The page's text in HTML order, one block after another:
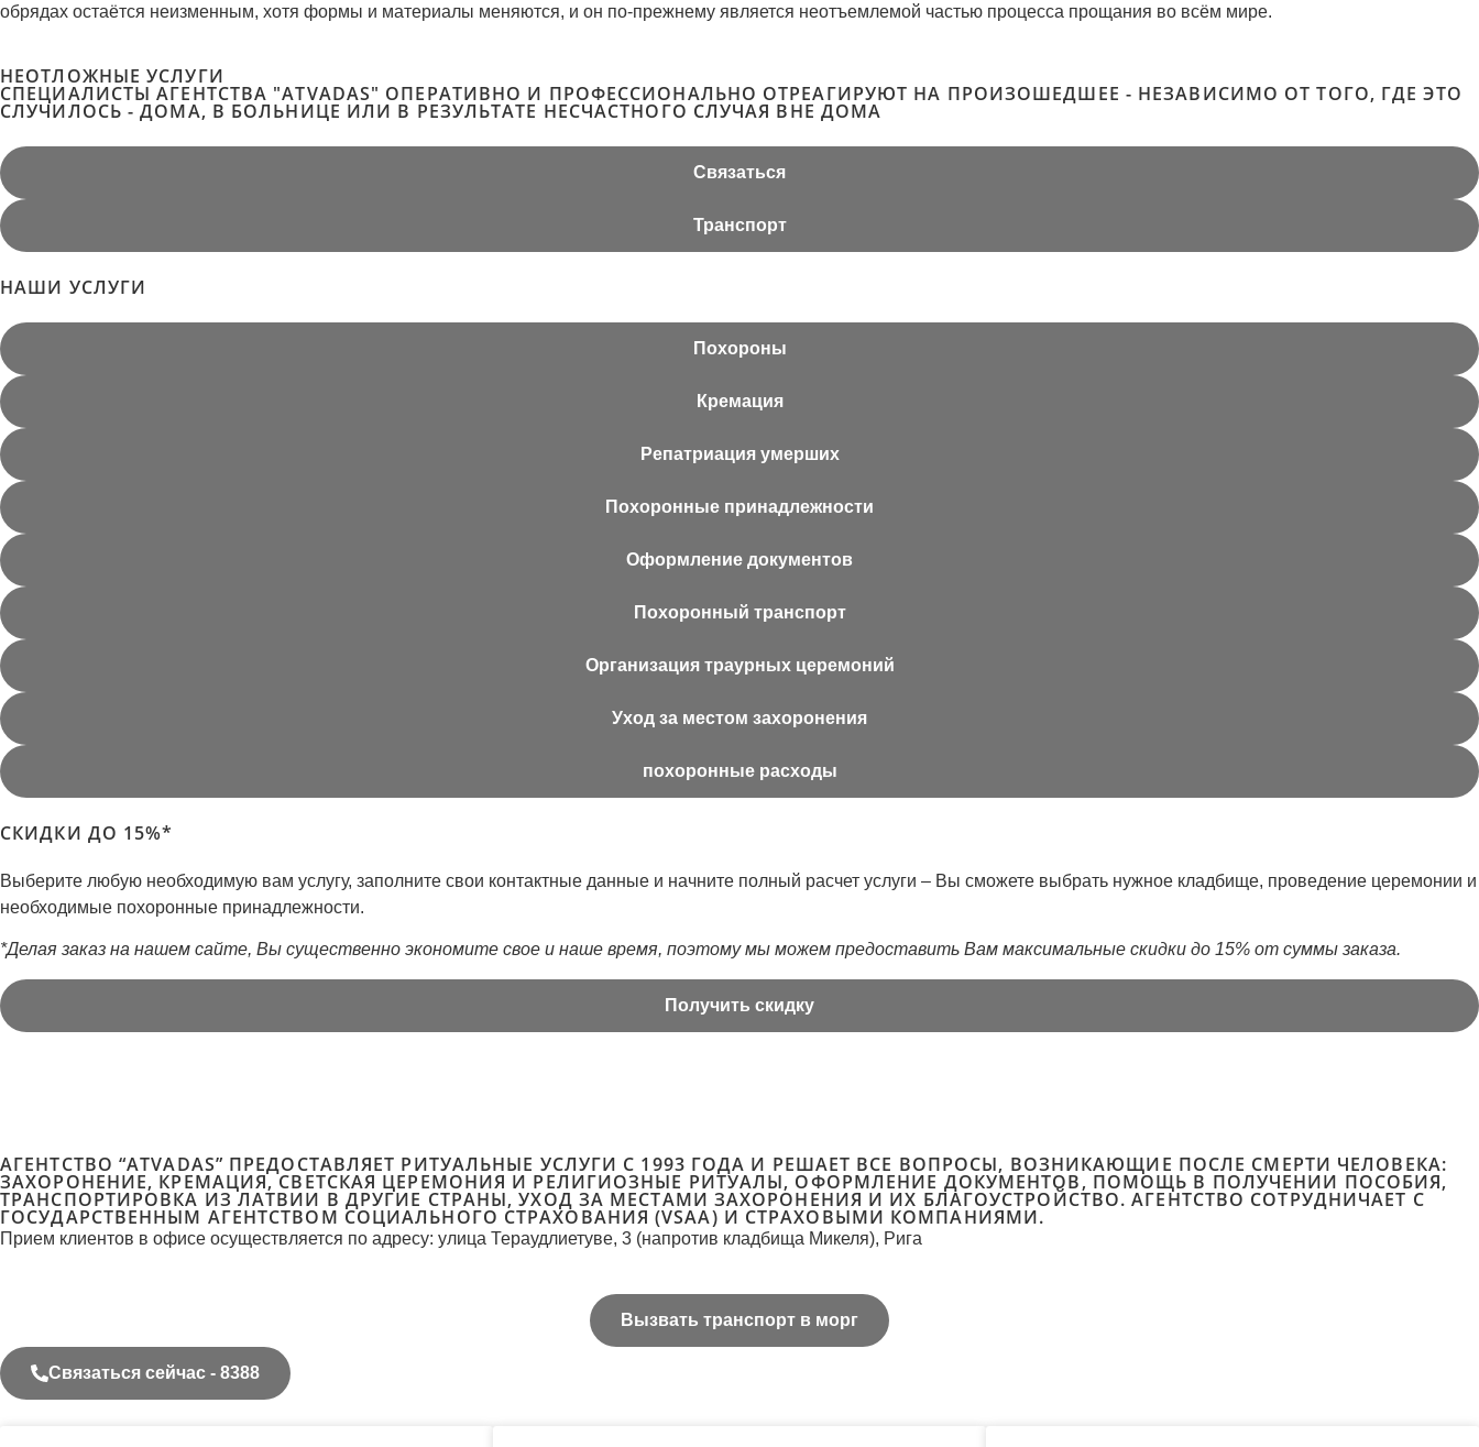
обрядах остаётся неизменным, хотя формы и материалы меняются, и он по-прежнему является неотъемлемой частью процесса прощания во всём мире.
НЕОТЛОЖНЫЕ УСЛУГИ
СПЕЦИАЛИСТЫ АГЕНТСТВА "ATVADAS" ОПЕРАТИВНО И ПРОФЕССИОНАЛЬНО ОТРЕАГИРУЮТ НА ПРОИЗОШЕДШЕЕ - НЕЗАВИСИМО ОТ ТОГО, ГДЕ ЭТО
СЛУЧИЛОСЬ - ДОМА, В БОЛЬНИЦЕ ИЛИ В РЕЗУЛЬТАТЕ НЕСЧАСТНОГО СЛУЧАЯ ВНЕ ДОМА
Связаться
Транспорт
НАШИ УСЛУГИ
Похороны
Кремация
Репатриация умерших
Похоронные принадлежности
Оформление документов
Похоронный транспорт
Организация траурных церемоний
Уход за местом захоронения
похоронные расходы
СКИДКИ ДО 15%*
Выберите любую необходимую вам услугу, заполните свои контактные данные и начните полный расчет услуги – Вы сможете выбрать нужное кладбище, проведение церемонии и
необходимые похоронные принадлежности.
*Делая заказ на нашем сайте, Вы существенно экономите свое и наше время, поэтому мы можем предоставить Вам максимальные скидки до 15% от суммы заказа.
Получить скидку
АГЕНТСТВО “ATVADAS” ПРЕДОСТАВЛЯЕТ РИТУАЛЬНЫЕ УСЛУГИ С 1993 ГОДА И РЕШАЕТ ВСЕ ВОПРОСЫ, ВОЗНИКАЮЩИЕ ПОСЛЕ СМЕРТИ ЧЕЛОВЕКА:
ЗАХОРОНЕНИЕ, КРЕМАЦИЯ, СВЕТСКАЯ ЦЕРЕМОНИЯ И РЕЛИГИОЗНЫЕ РИТУАЛЫ, ОФОРМЛЕНИЕ ДОКУМЕНТОВ, ПОМОЩЬ В ПОЛУЧЕНИИ ПОСОБИЯ,
ТРАНСПОРТИРОВКА ИЗ ЛАТВИИ В ДРУГИЕ СТРАНЫ, УХОД ЗА МЕСТАМИ ЗАХОРОНЕНИЯ И ИХ БЛАГОУСТРОЙСТВО. АГЕНТСТВО СОТРУДНИЧАЕТ С
ГОСУДАРСТВЕННЫМ АГЕНТСТВОМ СОЦИАЛЬНОГО СТРАХОВАНИЯ (VSAA) И СТРАХОВЫМИ КОМПАНИЯМИ.
Прием клиентов в офисе осуществляется по адресу: улица Тераудлиетуве, 3 (напротив кладбища Микеля), Рига
Вызвать транспорт в морг
Связаться сейчас - 8388